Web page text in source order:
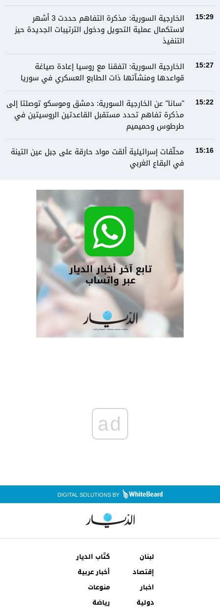
15:29
الخارجية السورية: مذكرة التفاهم حددت 3 أشهر
لاستكمال عملية التحويل ودخول الترتيبات الجديدة حيز
التنفيذ
15:27
الخارجية السورية: اتفقنا مع روسيا إعادة صياغة
قواعدها ومنشآتها ذات الطابع العسكري في سوريا
15:22
"سانا" عن الخارجية السورية: دمشق وموسكو توصلتا إلى
مذكرة تفاهم تحدد مستقبل القاعدتين الروسيتين في
طرطوس وحميميم
15:16
محلّقات إسرائيلية ألقت مواد حارقة على جبل عين التينة
في البقاع الغربي
ad
DIGITAL SOLUTIONS BY
لبنان
كتّاب الديار
إقتصاد
أخبار عربية
اخبار
دولية
منوعات
رياضة